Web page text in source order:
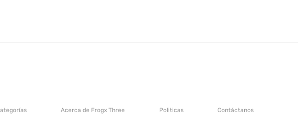
Acerca de Frogx Three Politicas Contáctanos